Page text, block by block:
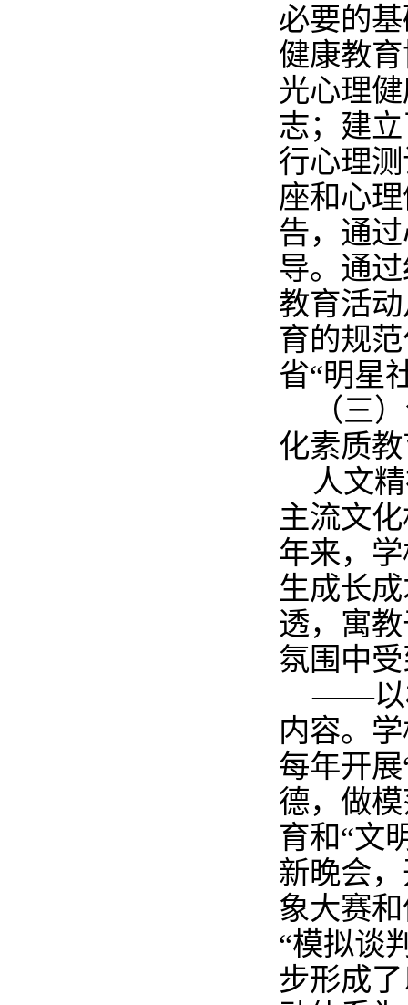
必要的
健康教
光心理
志；建
行心理
座和心
告，通
导。通
教育活
育的规
省“明星
（三
化素质
人文
主流文
年来，
生成长
透，寓
氛围中
——以
内容。
每年开
德，做
育和“文
新晚会
象大赛
“模拟谈
步形成